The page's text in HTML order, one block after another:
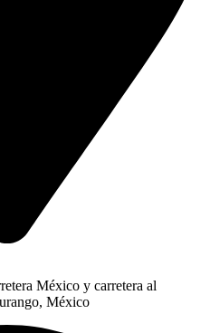
México y carretera al
México